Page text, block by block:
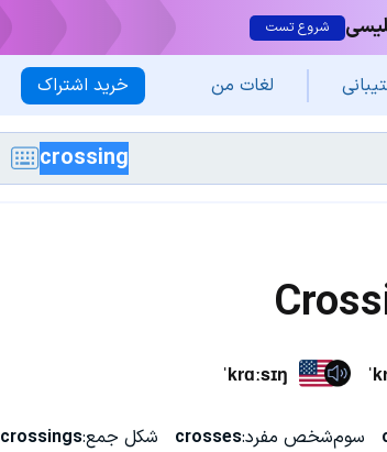
شروع تست
خرید اشتراک لغات من
ˈkrɑːsɪŋ
سوم‌شخص مفرد:crosses شکل جمع:crossings